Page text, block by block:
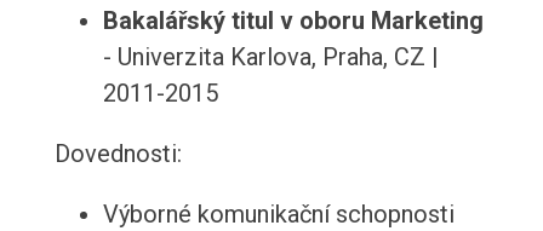
Bakalářský titul v oboru Marketing
- Univerzita Karlova, Praha, CZ |
2011-2015
Dovednosti:
Výborné komunikační schopnosti